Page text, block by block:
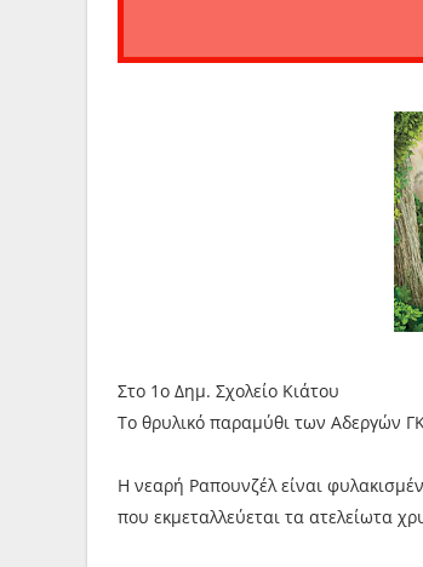
Στο 1ο Δημ. Σχολείο Κιάτου
Το θρυλικό παραμύθι των Αδεργών
Η νεαρή Ραπουνζέλ είναι
που εκμεταλλεύεται τα ατελείωτα